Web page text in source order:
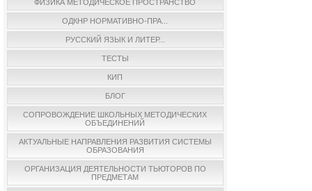
ФИЗИКА МЕТОДИЧЕСКОЕ ПРОСТРАНСТВО
ОДКНР НОРМАТИВНО-ПРА...
РУССКИЙ ЯЗЫК И ЛИТЕР...
ТЕСТЫ
КИП
БЛОГ
СОПРОВОЖДЕНИЕ ШКОЛЬНЫХ МЕТОДИЧЕСКИХ
ОБЪЕДИНЕНИЙ
АКТУАЛЬНЫЕ НАПРАВЛЕНИЯ РАЗВИТИЯ СИСТЕМЫ
ОБРАЗОВАНИЯ
ОРГАНИЗАЦИЯ ДЕЯТЕЛЬНОСТИ ТЬЮТОРОВ ПО
ПРЕДМЕТАМ